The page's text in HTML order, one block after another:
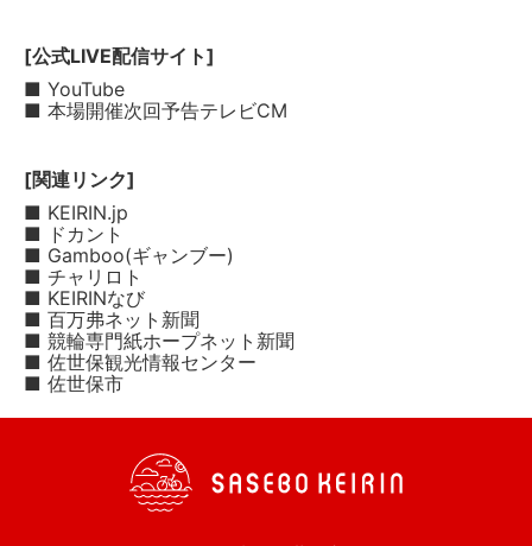
[公式LIVE配信サイト]
■ YouTube
■ 本場開催次回予告テレビCM
[関連リンク]
■ KEIRIN.jp
■ ドカント
■ Gamboo(ギャンブー)
■ チャリロト
■ KEIRINなび
■ 百万弗ネット新聞
■ 競輪専門紙ホープネット新聞
■ 佐世保観光情報センター
■ 佐世保市